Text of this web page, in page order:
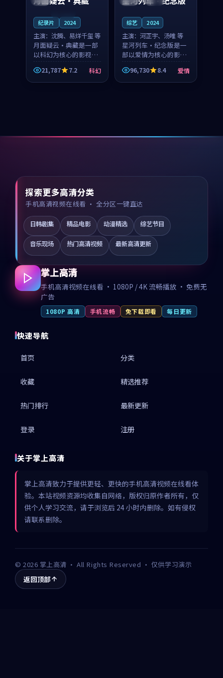
纪录片 2024
主演： 沈腾、易烊千玺 等
月面疑云·典藏是一部
以科幻为核心的影视作
品，围绕危机、反转与
人物成长展开，整体节
奏紧凑，值得推荐观
21,787 7.2 科幻
综艺 2024
主演： 河正宇、汤唯 等
星河列车·纪念版是一
部以爱情为核心的影视
作品，围绕危机、反转
与人物成长展开，整体
节奏紧凑，值得推荐观
96,730 8.4 爱情
探索更多高清分类
手机高清视频在线看 · 全分区一键直达
日韩剧集 精品电影 动漫精选 综艺节目
音乐现场 热门高清视频 最新高清更新
掌上高清
手机高清视频在线看 · 1080P / 4K 流畅播放 · 免费无
广告
1080P 高清 手机流畅 免下载即看 每日更新
快速导航
首页 分类
收藏 精选推荐
热门排行 最新更新
登录 注册
关于掌上高清
掌上高清致力于提供更轻、更快的手机高清视频在线看体
验。本站视频资源均收集自网络，版权归原作者所有，仅
供个人学习交流，请于浏览后 24 小时内删除。如有侵权
请联系删除。
©2026 掌上高清 · All Rights Reserved · 仅供学习演示
返回顶部